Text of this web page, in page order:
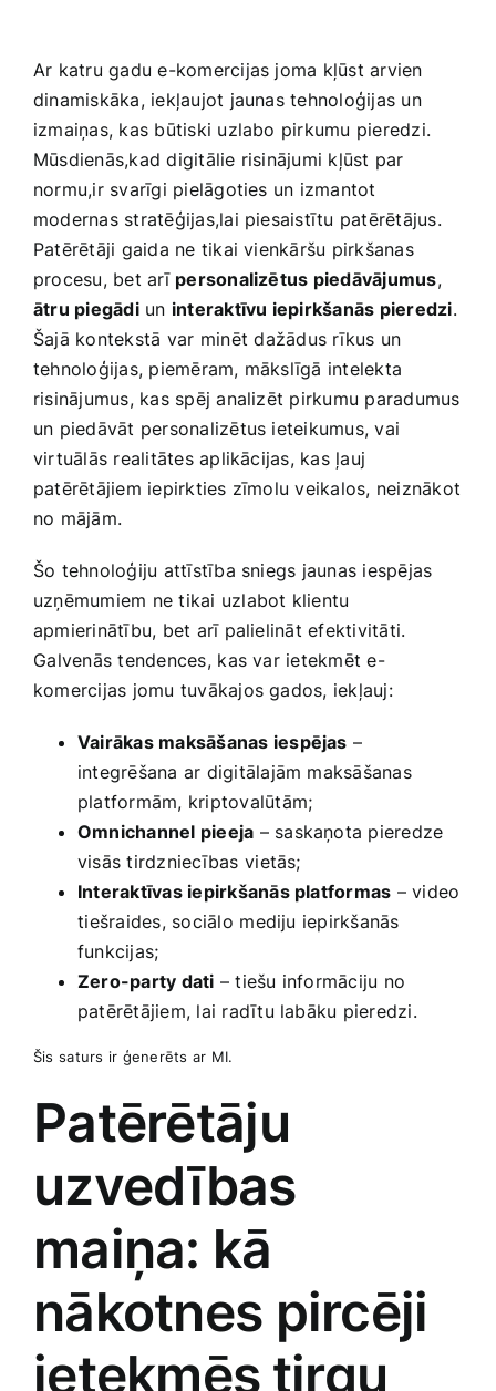
Ar katru gadu e-komercijas joma kļūst arvien​
dinamiskāka, iekļaujot jaunas tehnoloģijas un
izmaiņas, kas būtiski uzlabo pirkumu ‍pieredzi.​
Mūsdienās,kad digitālie risinājumi kļūst par
normu,ir svarīgi pielāgoties un izmantot
modernas stratēģijas,lai piesaistītu patērētājus.
Patērētāji gaida ne tikai vienkāršu pirkšanas
procesu, bet arī personalizētus piedāvājumus,
ātru‍ piegādiun interaktīvu iepirkšanās pieredzi.
Šajā kontekstā ⁤var minēt ⁣dažādus rīkus‌ un⁣
tehnoloģijas, piemēram, mākslīgā​ intelekta
risinājumus, kas​ spēj analizēt pirkumu paradumus
un piedāvāt personalizētus ieteikumus, vai
virtuālās realitātes​ aplikācijas, kas ļauj
patērētājiem iepirkties zīmolu veikalos, neiznākot
no mājām.
Šo tehnoloģiju attīstība sniegs jaunas iespējas
uzņēmumiem ne tikai uzlabot klientu
apmierinātību, bet arī palielināt efektivitāti.
⁤Galvenās tendences, ⁣kas var‍ ietekmēt e-
komercijas jomu​ tuvākajos gados, iekļauj:
Vairākas maksāšanas iespējas –
integrēšana ar digitālajām maksāšanas
platformām, kriptovalūtām;
Omnichannel pieeja – saskaņota pieredze
visās tirdzniecības⁤ vietās;
Interaktīvas‌ iepirkšanās platformas – video
⁢tiešraides,‍ sociālo⁢ mediju iepirkšanās
funkcijas;
Zero-party dati – tiešu informāciju no
patērētājiem, lai radītu labāku pieredzi.
Šis ⁢saturs ir ģenerēts ar ⁤MI.
Patērētāju
uzvedības
maiņa: kā‌
nākotnes pircēji
ietekmēs⁣ tirgu